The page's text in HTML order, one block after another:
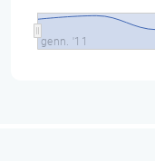
genn. '11